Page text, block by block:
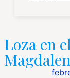
Loza en